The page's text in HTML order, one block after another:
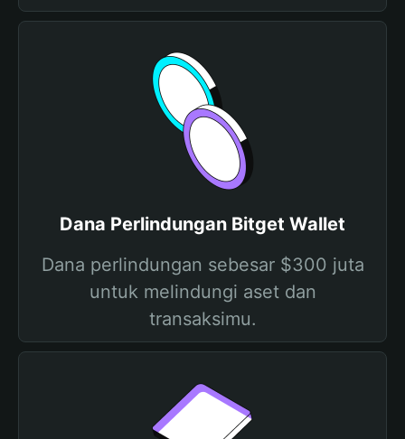
Dana Perlindungan Bitget Wallet
Dana perlindungan sebesar $300 juta
untuk melindungi aset dan
transaksimu.